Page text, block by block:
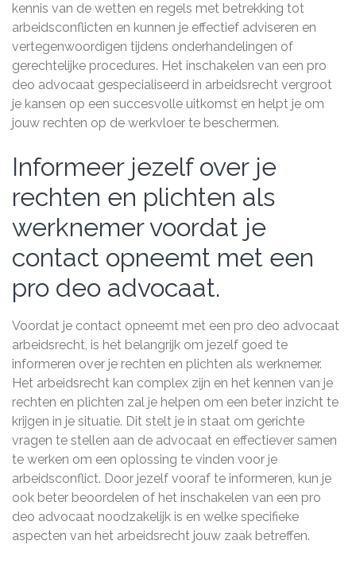
kennis van de wetten en regels met betrekking tot
arbeidsconflicten en kunnen je effectief adviseren en
vertegenwoordigen tijdens onderhandelingen of
gerechtelijke procedures. Het inschakelen van een pro
deo advocaat gespecialiseerd in arbeidsrecht vergroot
je kansen op een succesvolle uitkomst en helpt je om
jouw rechten op de werkvloer te beschermen.
Informeer jezelf over je
rechten en plichten als
werknemer voordat je
contact opneemt met een
pro deo advocaat.
Voordat je contact opneemt met een pro deo advocaat
arbeidsrecht, is het belangrijk om jezelf goed te
informeren over je rechten en plichten als werknemer.
Het arbeidsrecht kan complex zijn en het kennen van je
rechten en plichten zal je helpen om een beter inzicht te
krijgen in je situatie. Dit stelt je in staat om gerichte
vragen te stellen aan de advocaat en effectiever samen
te werken om een oplossing te vinden voor je
arbeidsconflict. Door jezelf vooraf te informeren, kun je
ook beter beoordelen of het inschakelen van een pro
deo advocaat noodzakelijk is en welke specifieke
aspecten van het arbeidsrecht jouw zaak betreffen.